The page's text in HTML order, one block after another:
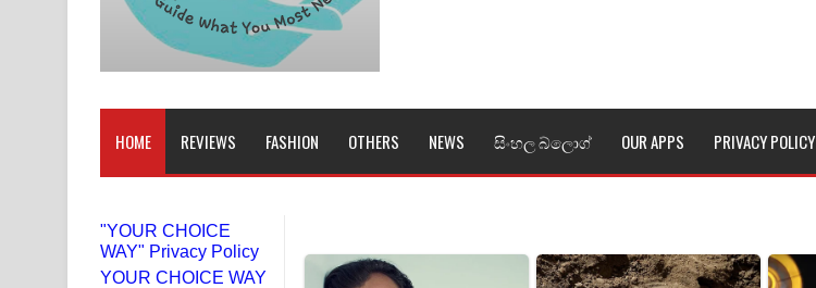
DEAR GOD Song Lyrics - ඩියර් ගෝඩ් ගීතයේ පද පෙළ
MANAMALA KATHA Song Lyrics - මනමාල කතා ගීතයේ පද පෙළ
Niwuna Numba Hinda Song Lyrics - නිවුනා නුඹ හින්දා ගීතයේ පද පෙළ
HOME REVIEWS FASHION OTHERS NEWS සිංහල බ්ලොග් OUR APPS PRIVACY POLICY
"YOUR CHOICE
WAY" Privacy Policy
YOUR CHOICE WAY